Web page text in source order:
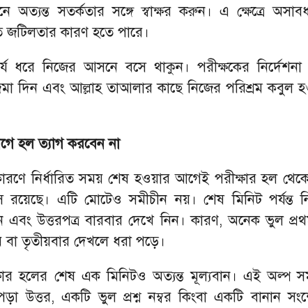
অত্যন্ত সতর্কতার সঙ্গে স্বাক্ষর করুন। এ ক্ষেত্রে
জটিলতার কারণ হতে পারে।
ধরে নিজের আসনে বসে থাকুন। পরীক্ষকের নির্দেশনা
দিন এবং আল্লাহ তাআলার কাছে নিজের পরিশ্রম কবুল
হল ত্যাগ করবেন না
নির্ধারিত সময় শেষ হওয়ার আগেই পরীক্ষার হল
রয়েছে। এটি মোটেও সমীচীন নয়। শেষ মিনিট পর্যন্ত
উত্তরপত্র বারবার দেখে নিন। কারণ, অনেক ভুল
বা তৃতীয়বার দেখলে ধরা পড়ে।
হলের শেষ এক মিনিটও অত্যন্ত মূল্যবান। এই অল্প
উত্তর, একটি ভুল প্রশ্ন নম্বর কিংবা একটি বানান